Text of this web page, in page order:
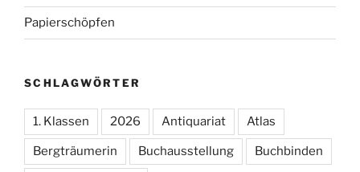
Papierschöpfen
SCHLAGWÖRTER
1. Klassen 2026 Antiquariat Atlas
Bergträumerin Buchausstellung Buchbinden